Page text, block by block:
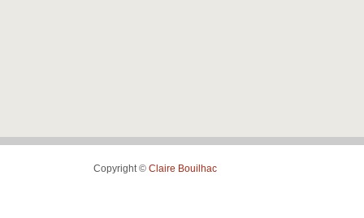
Copyright © Claire Bouilhac